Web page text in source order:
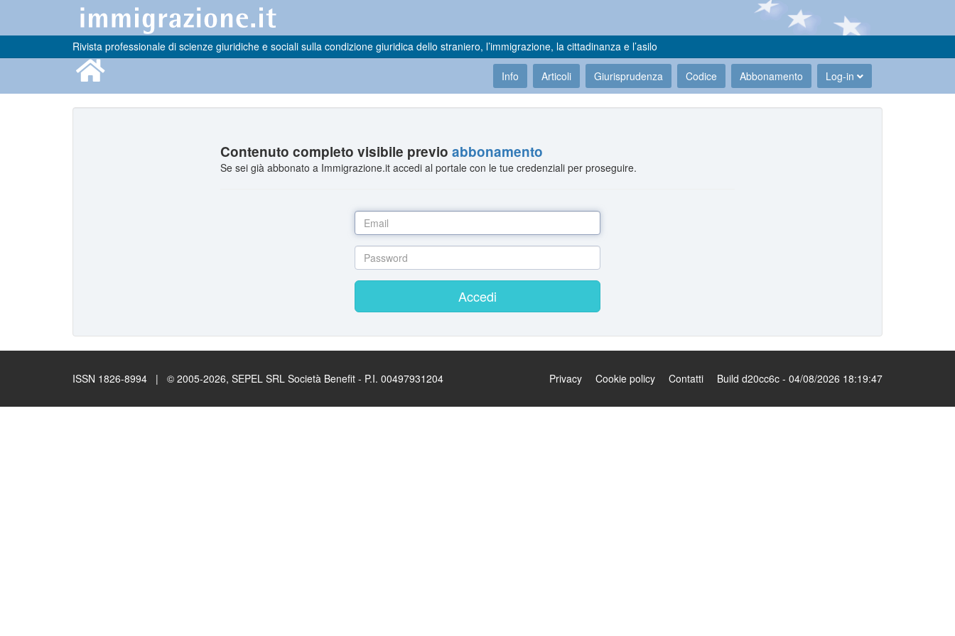
Rivista professionale di scienze giuridiche e sociali sulla condizione giuridica dello straniero, l’immigrazione, la cittadinanza e l’asilo
Info Articoli Giurisprudenza Codice Abbonamento Log-in
Contenuto completo visibile previoabbonamento
Se sei già abbonato a Immigrazione.it accedi al portale con le tue credenziali per proseguire.
Accedi
ISSN 1826-8994 | © 2005-2026, SEPEL SRL Società Benefit - P.I. 00497931204 Privacy Cookie policy Contatti Build d20cc6c - 04/08/2026 18:19:47